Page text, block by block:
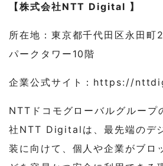
【株式会社NTT Digital 】
所在地：東京都千代田区永田町
パークタワー10階
企業公式サイト：https://
NTTドコモグローバルグループ
社NTT Digitalは、最先端のデ
装に向けて、個人や企業がブロ